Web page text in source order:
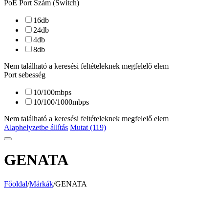
PoE Port Szám (Switch)
16db
24db
4db
8db
Nem található a keresési feltételeknek megfelelő elem
Port sebesség
10/100mbps
10/100/1000mbps
Nem található a keresési feltételeknek megfelelő elem
Alaphelyzetbe állítás Mutat (119)
GENATA
Főoldal/Márkák/GENATA